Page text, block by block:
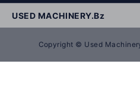
USED MACHINERY.Bz
Copyright © Used